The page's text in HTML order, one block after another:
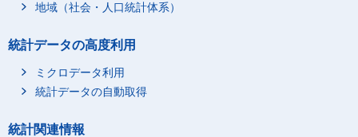
地域（社会・人口統計体系）
統計データの高度利用
ミクロデータ利用
統計データの自動取得
統計関連情報